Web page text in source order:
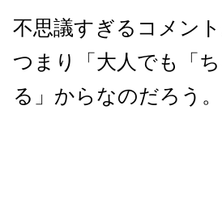
不思議すぎるコメン
つまり「大人でも「
る」からなのだろう。